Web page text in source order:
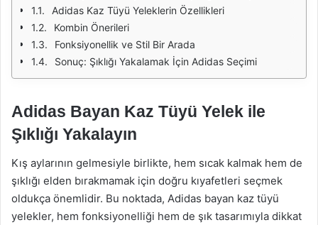
Adidas Kaz Tüyü Yeleklerin Özellikleri
Kombin Önerileri
Fonksiyonellik ve Stil Bir Arada
Sonuç: Şıklığı Yakalamak İçin Adidas Seçimi
Adidas Bayan Kaz Tüyü Yelek ile
Şıklığı Yakalayın
Kış aylarının gelmesiyle birlikte, hem sıcak kalmak hem de
şıklığı elden bırakmamak için doğru kıyafetleri seçmek
oldukça önemlidir. Bu noktada, Adidas bayan kaz tüyü
yelekler, hem fonksiyonelliği hem de şık tasarımıyla dikkat